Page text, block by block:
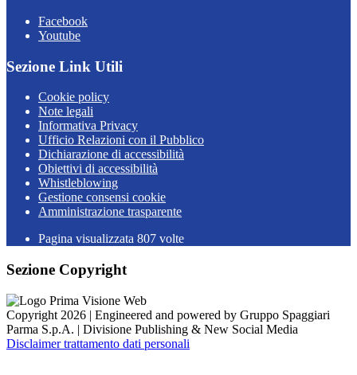
Facebook
Youtube
Sezione Link Utili
Cookie policy
Note legali
Informativa Privacy
Ufficio Relazioni con il Pubblico
Dichiarazione di accessibilità
Obiettivi di accessibilità
Whistleblowing
Gestione consensi cookie
Amministrazione trasparente
Pagina visualizzata 807 volte
Sezione Copyright
Copyright 2026 | Engineered and powered by Gruppo Spaggiari
Parma S.p.A. | Divisione Publishing & New Social Media
Disclaimer trattamento dati personali